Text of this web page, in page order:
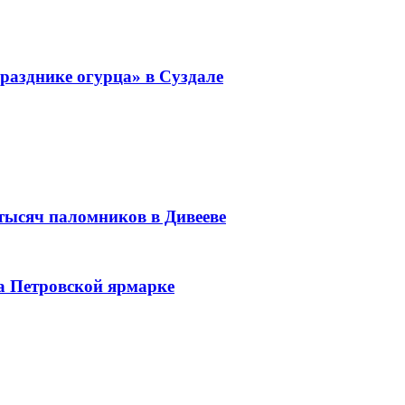
огурца» в Суздале
паломников в Дивееве
Петровской ярмарке